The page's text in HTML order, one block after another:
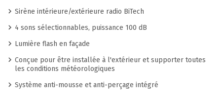
Sirène intérieure/extérieure radio BiTech
4 sons sélectionnables, puissance 100 dB
Lumière flash en façade
Conçue pour être installée à l'extérieur et supporter toutes
les conditions météorologiques
Système anti-mousse et anti-perçage intégré